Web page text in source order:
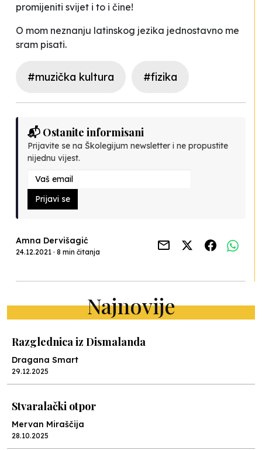
promijeniti svijet i to i čine!
O mom neznanju latinskog jezika jednostavno me
sram pisati.
#muzička kultura #fizika
📬 Ostanite informisani
Prijavite se na Školegijum newsletter i ne propustite
nijednu vijest.
Prijavi se
Amna Dervišagić
24.12.2021 · 8 min čitanja
Najnovije
Razglednica iz Dismalanda
Dragana Smart
29.12.2025
Stvaralački otpor
Mervan Miraščija
28.10.2025